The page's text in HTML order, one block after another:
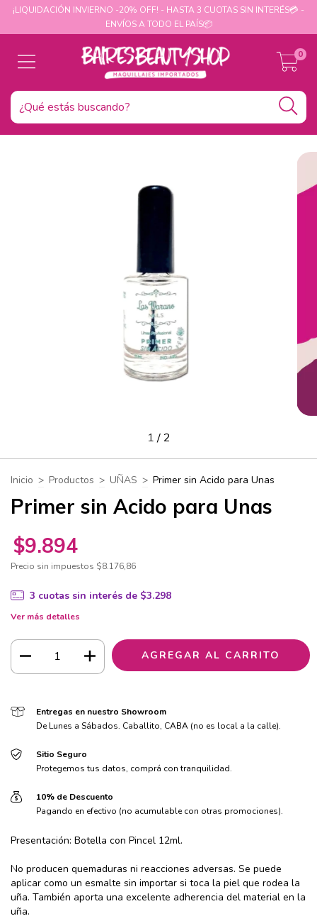
¡LIQUIDACIÓN INVIERNO -20% OFF! - HASTA 3 CUOTAS SIN INTERÉS💳 -
ENVÍOS A TODO EL PAÍS📦
0
1 / 2
Inicio > Productos > UÑAS > Primer sin Acido para Unas
Primer sin Acido para Unas
$9.894
Precio sin impuestos $8.176,86
3 cuotas sin interés de $3.298
Ver más detalles
Entregas en nuestro Showroom
De Lunes a Sábados. Caballito, CABA (no es local a la calle).
Sitio Seguro
Protegemos tus datos, comprá con tranquilidad.
10% de Descuento
Pagando en efectivo (no acumulable con otras promociones).
Presentación: Botella con Pincel 12ml.
No producen quemaduras ni reacciones adversas. Se puede
aplicar como un esmalte sin importar si toca la piel que rodea la
uña. También aporta una excelente adherencia del material en la
uña.